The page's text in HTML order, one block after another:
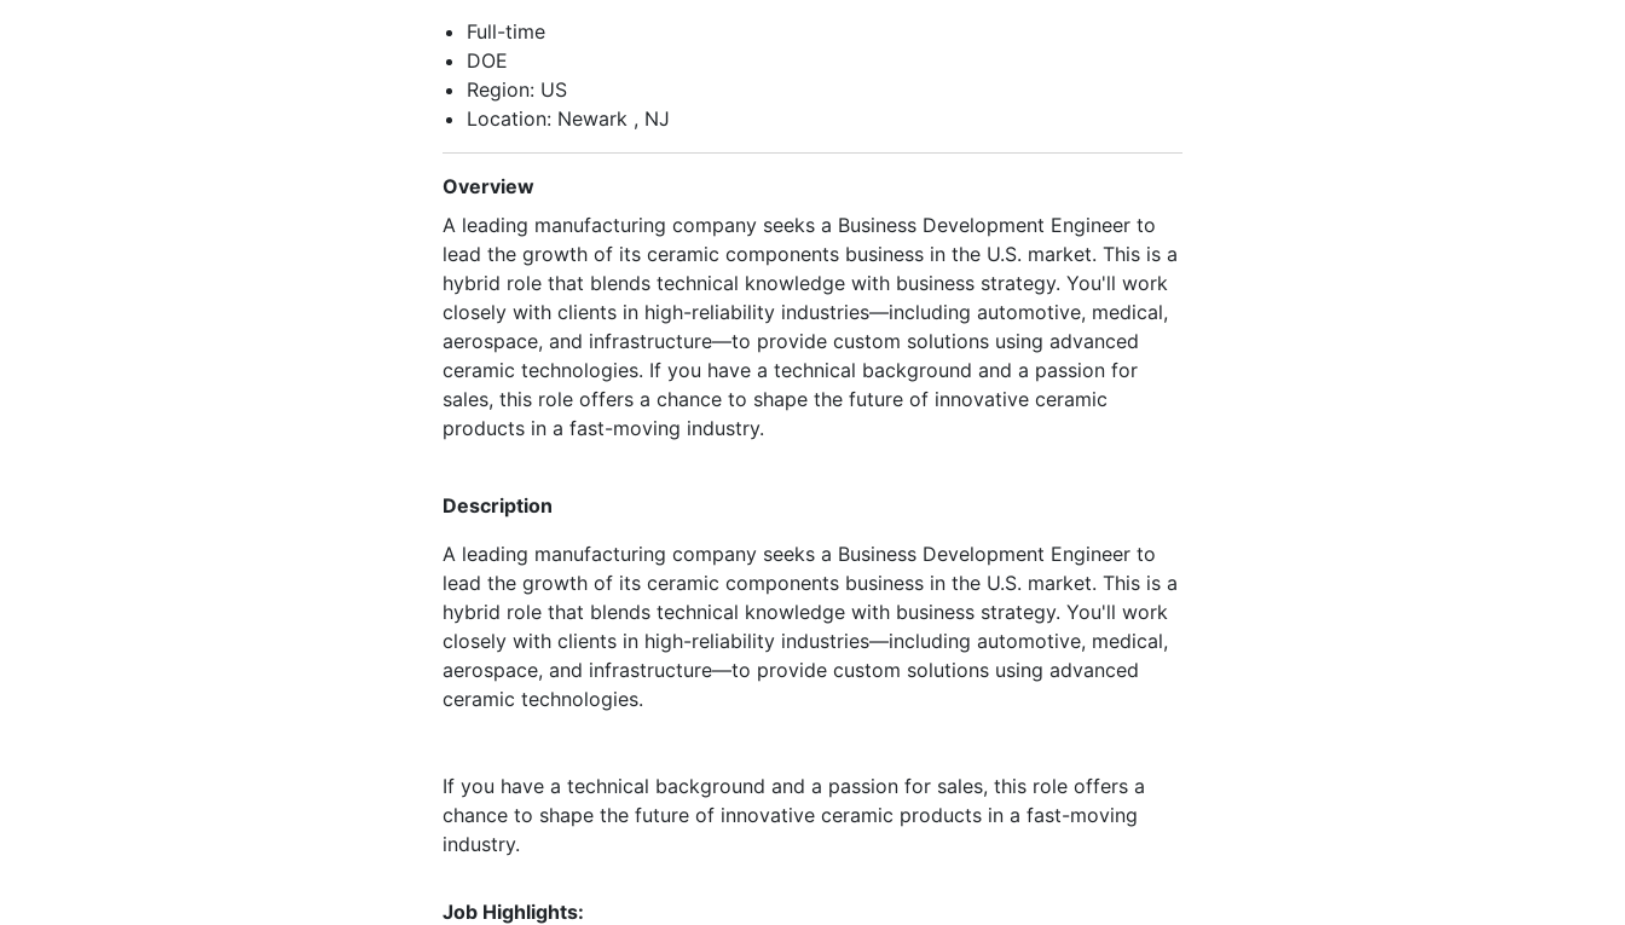
Full-time
DOE
Region: US
Location: Newark , NJ
Overview
A leading manufacturing company seeks a Business Development Engineer to
lead the growth of its ceramic components business in the U.S. market. This is a
hybrid role that blends technical knowledge with business strategy. You'll work
closely with clients in high-reliability industries—including automotive, medical,
aerospace, and infrastructure—to provide custom solutions using advanced
ceramic technologies. If you have a technical background and a passion for
sales, this role offers a chance to shape the future of innovative ceramic
products in a fast-moving industry.
Description
A leading manufacturing company seeks a Business Development Engineer to
lead the growth of its ceramic components business in the U.S. market. This is a
hybrid role that blends technical knowledge with business strategy. You'll work
closely with clients in high-reliability industries—including automotive, medical,
aerospace, and infrastructure—to provide custom solutions using advanced
ceramic technologies.
If you have a technical background and a passion for sales, this role offers a
chance to shape the future of innovative ceramic products in a fast-moving
industry.
Job Highlights: